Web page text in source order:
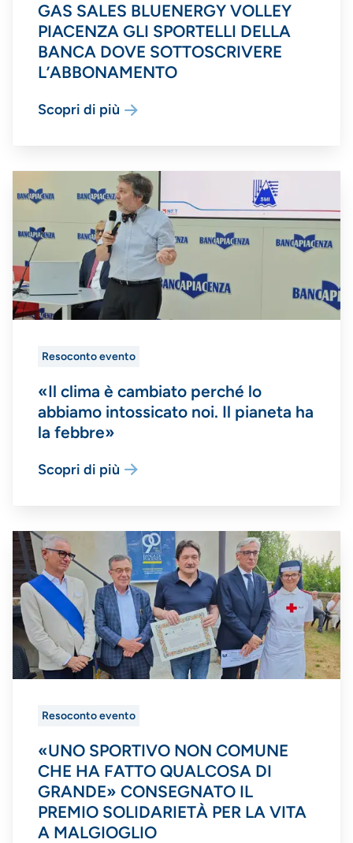
GAS SALES BLUENERGY VOLLEY
PIACENZA GLI SPORTELLI DELLA
BANCA DOVE SOTTOSCRIVERE
L’ABBONAMENTO
Scopri di più
Resoconto evento
«Il clima è cambiato perché lo
abbiamo intossicato noi. Il pianeta ha
la febbre»
Scopri di più
Resoconto evento
«UNO SPORTIVO NON COMUNE
CHE HA FATTO QUALCOSA DI
GRANDE» CONSEGNATO IL
PREMIO SOLIDARIETÀ PER LA VITA
A MALGIOGLIO